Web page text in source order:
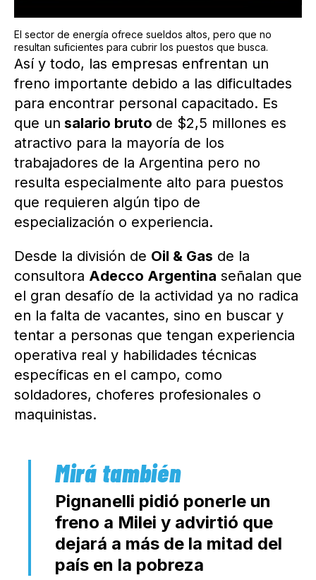
El sector de energía ofrece sueldos altos, pero que no
resultan suficientes para cubrir los puestos que busca.
Así y todo, las empresas enfrentan un
freno importante debido a las dificultades
para encontrar personal capacitado. Es
que un salario bruto de $2,5 millones es
atractivo para la mayoría de los
trabajadores de la Argentina pero no
resulta especialmente alto para puestos
que requieren algún tipo de
especialización o experiencia.
Desde la división de Oil & Gas de la
consultora Adecco Argentina señalan que
el gran desafío de la actividad ya no radica
en la falta de vacantes, sino en buscar y
tentar a personas que tengan experiencia
operativa real y habilidades técnicas
específicas en el campo, como
soldadores, choferes profesionales o
maquinistas.
Pignanelli pidió ponerle un
freno a Milei y advirtió que
dejará a más de la mitad del
país en la pobreza